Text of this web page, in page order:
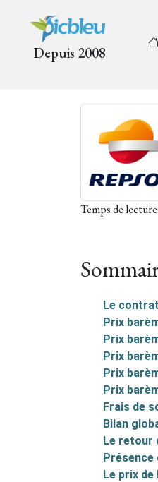
Depuis 2008
Temps de
Le
Prix
Prix
Prix
Prix
Prix
Frais de
Bilan
Le retour
Présence
Le prix